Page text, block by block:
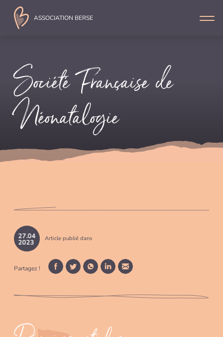
ASSOCIATION BERSE
Société Française de
Néonatalogie
27.04
2023 Article publié dans
Partagez !